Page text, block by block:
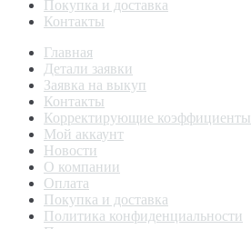
Покупка и доставка
Контакты
Главная
Детали заявки
Заявка на выкуп
Контакты
Корректирующие коэффициенты
Мой аккаунт
Новости
О компании
Оплата
Покупка и доставка
Политика конфиденциальности